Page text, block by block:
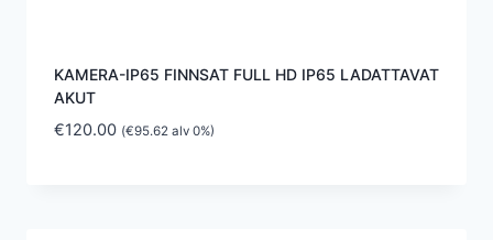
KAMERA-IP65 FINNSAT FULL HD IP65 LADATTAVAT
AKUT
€120.00 (€95.62 alv 0%)